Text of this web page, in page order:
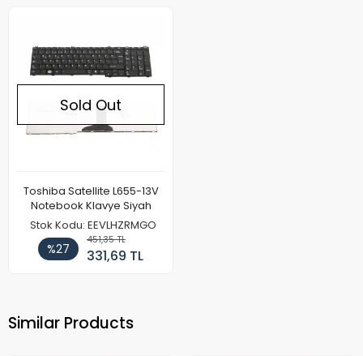
Sold Out
Toshiba Satellite L655-13V
Notebook Klavye Siyah
Stok Kodu: EEVLHZRMGO
%27
451,35 TL
331,69 TL
Similar Products